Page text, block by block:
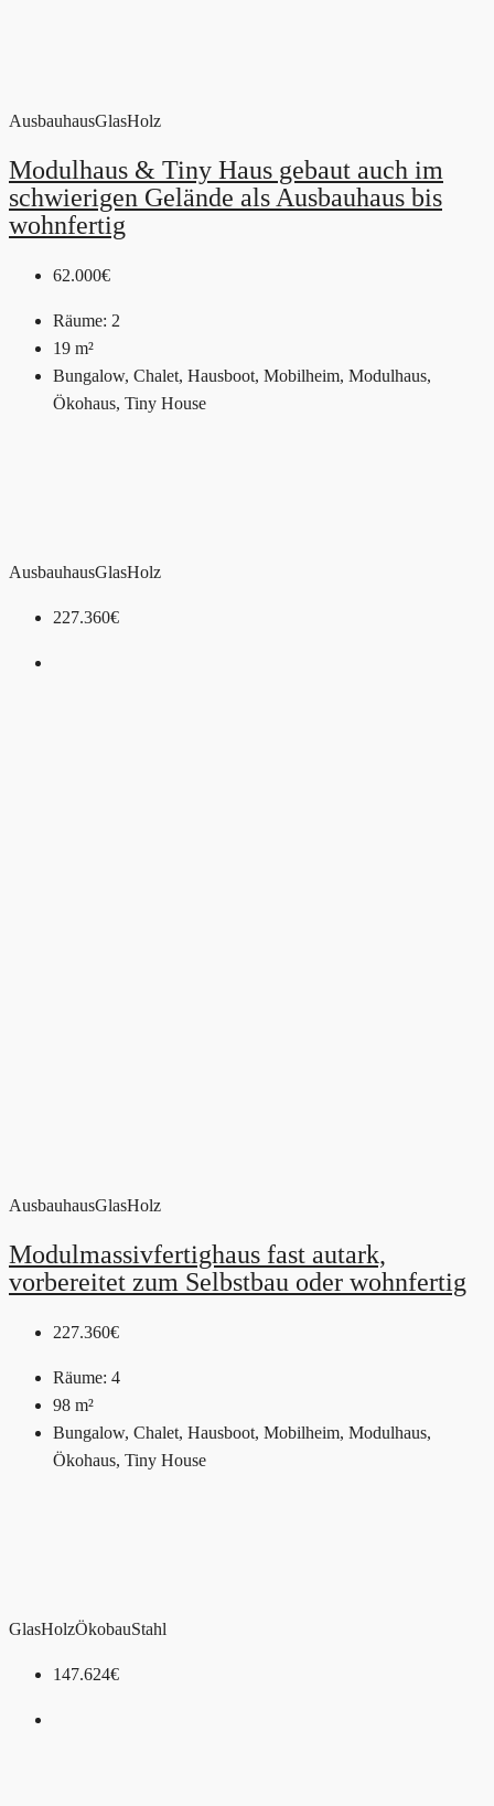
AusbauhausGlasHolz
Modulhaus & Tiny Haus gebaut auch im
schwierigen Gelände als Ausbauhaus bis
wohnfertig
62.000€
Räume: 2
19 m²
Bungalow, Chalet, Hausboot, Mobilheim, Modulhaus,
Ökohaus, Tiny House
AusbauhausGlasHolz
227.360€
AusbauhausGlasHolz
Modulmassivfertighaus fast autark,
vorbereitet zum Selbstbau oder wohnfertig
227.360€
Räume: 4
98 m²
Bungalow, Chalet, Hausboot, Mobilheim, Modulhaus,
Ökohaus, Tiny House
GlasHolzÖkobauStahl
147.624€